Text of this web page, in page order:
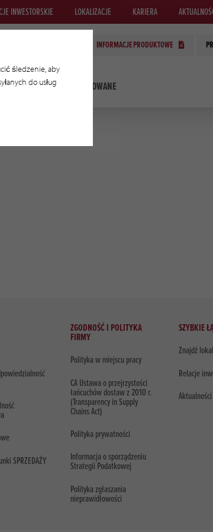
INWESTORSKIE LOKALIZACJE KARIERA
TECHNOLOGIE STOSOWANE
INFORMACJE PRODUKTOWE
SPRZEDAŻY
ZGODNOŚĆ I POLITYKA
FIRMY
Polityka w miejscu pracy
CA Ustawa o przejrzystości
łańcuchów dostaw z 2010 r.
(Transparency in Supply
Chains Act)
Polityka prywatności
Informacja o sporządzeniu
Strategii Podatkowej
Polityka zgłaszania
nieprawidłowości
SZYBKIE
Znajdź
Relacje
Aktualności
śledzenie, aby
do usług